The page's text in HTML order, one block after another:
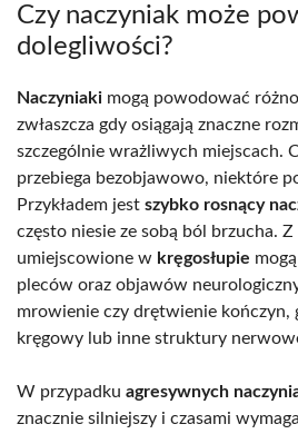
Czy naczyniak może
dolegliwości?
Naczyniaki mogą powodować
zwłaszcza gdy osiągają znaczne
szczególnie wrażliwych miejscach.
przebiega bezobjawowo, niektóre
Przykładem jest szybko rosnący
często niesie ze sobą ból brzucha.
umiejscowione w kręgosłupie
pleców oraz objawów
mrowienie czy drętwienie kończyn,
kręgowy lub inne struktury
W przypadku agresywnych
znacznie silniejszy i czasami